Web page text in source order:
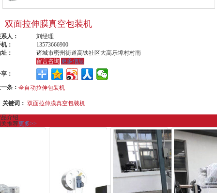
双面拉伸膜真空包装机
人：
刘经理
：
13573666900
：
诸城市密州街道高铁社区大高乐埠村村南
留言咨询 更多信息
：
条： 全自动拉伸包装机
关键词： 双面拉伸膜真空包装机
介绍
推荐更多>>